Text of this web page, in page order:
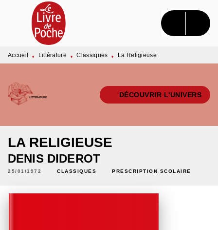
MENU RECHERCHE CONTENU
PIED DE PAGE
Accueil • Littérature • Classiques • La Religieuse
DÉCOUVRIR L'UNIVERS
LA RELIGIEUSE
DENIS DIDEROT
25/01/1972 CLASSIQUES PRESCRIPTION SCOLAIRE